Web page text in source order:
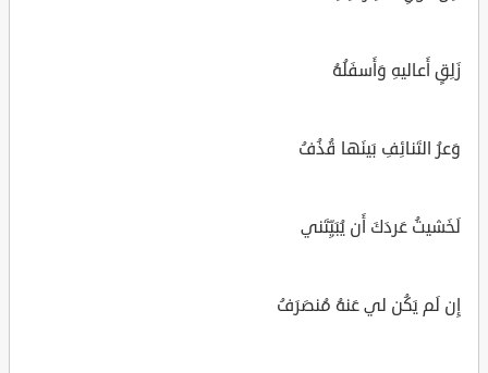
زَلِقٍ أَعاليهِ وَأَسفَلُهُ
وَعرُ التَنائِفِ بَينَها قُذُفُ
لَخَشيتُ عَردَكَ أَن يُبَيِّتَني
إِن لَم يَكُن لي عَنهُ مُنصَرَفُ